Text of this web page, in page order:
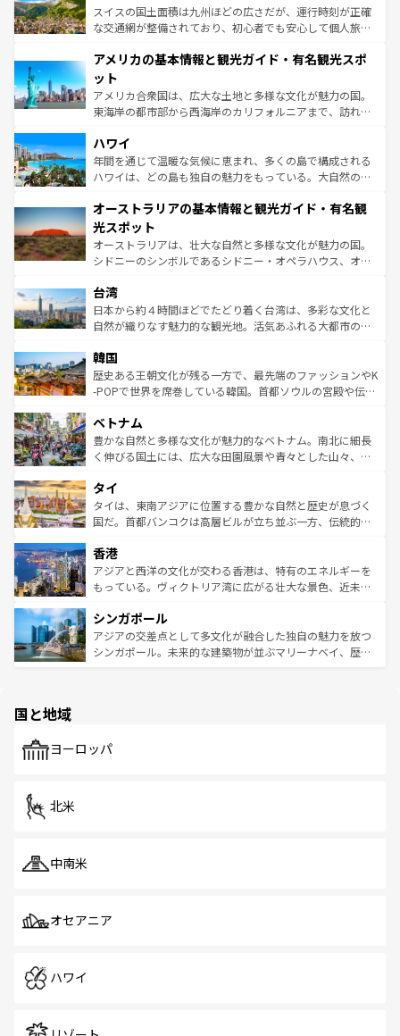
を参照してほしい。
ドイツ情報はコンテンツ一覧を参照してほしい。
ティー、ビール好きにはたまらない英国パブ、サッカー観
戦など、本場だからこそできる体験も豊富。イギリスを旅
ンツ一覧を参照してほしい。
スイスの国土面積は九州ほどの広さだが、運行時刻が正確
な交通網が整備されており、初心者でも安心して個人旅行
の建物がそのまま残る町や、スイスならではのユニークな
博物館もあり、アルプス観光だけでなく町歩きも満喫する
ことができる。国民の所得が高いため物価も高いが、旅行
者向けの交通パス提供のサービスもあり、うまく活用すれ
着のスイス情報は
アメリカの基本情報と観光ガイド・有名観光スポ
ット
アメリカ合衆国は、広大な土地と多様な文化が魅力の国。
東海岸の都市部から西海岸のカリフォルニアまで、訪れる
のような巨大都市は、観光、ショッピング、エンターテイ
ンメントが詰まった刺激的なスポットだ。一方、アメリカ
西部には大自然が広がり、グランドキャニオンやイエロー
部のニューオーリンズでは、音楽と美食が融合した独特の
文化が魅力。旅行者はアメリカの各地域で異なる魅力を楽
しみながら、その多様性と豊かな歴史を感じることができ
るだろう。車でのロードトリップや列車の旅も、アメリカ
情報は
ハワイ
年間を通じて温暖な気候に恵まれ、多くの島で構成される
ハワイは、どの島も独自の魅力をもっている。大自然の神
ワイ島は見逃せない。また、定番の観光地といえばオアフ
島だが、静かな自然を求めるならマウイ島やカウアイ島が
おすすめ。エメラルドグリーンに輝く海をはじめ、豊かな
文化や歴史が息づいている。「アロハスピリット」と呼ば
人々、おいしいローカルフードやハワイアンミュージッ
ク、伝統的なフラダンスなど、すべてがハワイの魅力を彩
っている。訪れるたびに新しい発見と感動が待っているハ
はコンテンツ一覧
オーストラリアの基本情報と観光ガイド・有名観
光スポット
オーストラリアは、壮大な自然と多様な文化が魅力の国。
シドニーのシンボルであるシドニー・オペラハウス、オー
リアリーフや大陸中央部にそびえるウルル（エアーズロッ
ク）、タスマニアの美しい原生林やケアンズの熱帯雨林な
ど、見どころがたくさん。また、カフェやワイン、オージ
いる。アクティビティも充実しており、サーフィンやダイ
ビング、ハイキングなど、アウトドア好きにはたまらな
い。オーストラリアの多彩な魅力を存分に味わいつくそ
参照してほしい。
台湾
日本から約４時間ほどでたどり着く台湾は、多彩な文化と
自然が織りなす魅力的な観光地。活気あふれる大都市の台
ン）、静ひつな山岳地帯である台湾東部など、都市の喧騒
と山間の静けさが共存しており、訪れる人に新しい発見と
驚きをもたらしてくれる。また、奥深い台湾の食文化も魅
容にもいいと評判のスイーツなど、バラエティ豊かな料理
が味わえる。 なお、新着の台湾情報は コンテンツ一覧を参
照してほしい。
韓国
歴史ある王朝文化が残る一方で、最先端のファッションやK
-POPで世界を席巻している韓国。首都ソウルの宮殿や伝統
き、地方に足を延ばせば四季折々の自然美を楽しむことが
できる。そして、キムチや焼肉、絶品のストリートフード
まで、さまざまな韓国料理が待っている。夜には、韓国な
リティに包まれながら、韓国の多彩な魅力を心ゆくまで味
わってみてほしい。 なお、新着の韓国情報はコンテンツ一
覧を参照してほしい。
ベトナム
豊かな自然と多様な文化が魅力的なベトナム。南北に細長
く伸びる国土には、広大な田園風景や青々とした山々、世
急速な発展と共に伝統が息づく。ハノイの古い町並みやホ
ーチミン市のフランス統治時代の建物も、独特の雰囲気を
醸し出している。また、バラエティの豊かさとおいしさで
とつ。フォーやバインミー、ベトナムコーヒーなどは、ぜ
ひ現地で味わいたい。どの地域を訪れてもあたたかい人々
が旅行者を迎えてくれるので、きっと忘れられない旅にな
参照してほしい。
タイ
タイは、東南アジアに位置する豊かな自然と歴史が息づく
国だ。首都バンコクは高層ビルが立ち並ぶ一方、伝統的な
の活気が交差している。北部ではチェンマイなどの山岳地
帯で自然と触れ合い、南部ではプーケットやクラビの美し
いビーチでリゾート気分を楽しむことができる。タイ料理
激する。気候は一年中温暖で、どの季節にも異なる楽しみ
が待っている。親しみやすいタイの人々、仏教を中心とし
た文化、そして多様な観光資源が、訪れる旅人を魅了し続
香港
アジアと西洋の文化が交わる香港は、特有のエネルギーを
もっている。ヴィクトリア湾に広がる壮大な景色、近未来
み、どこを訪れても感動するはず。観光スポットが密集し
ており、効率よく見どころを回れるのも魅力。息をのむよ
うな絶景から文化的な体験まで、香港を存分に楽しみ尽く
シンガポール
アジアの交差点として多文化が融合した独自の魅力を放つ
シンガポール。未来的な建築物が並ぶマリーナベイ、歴史
で、ホーカーズは地元の風情を楽しめる外せないスポット
国と地域
ヨーロッパ
北米
中南米
オセアニア
ハワイ